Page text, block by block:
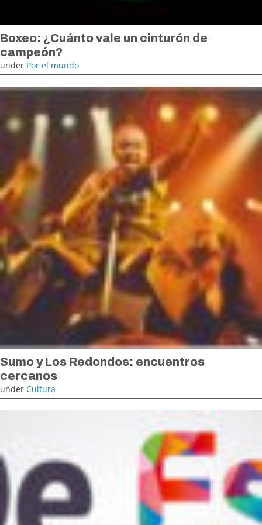
Boxeo: ¿Cuánto vale un cinturón de
campeón?
under Por el mundo
Sumo y Los Redondos: encuentros
cercanos
under Cultura